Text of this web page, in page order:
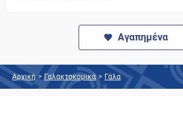
Αγαπημένα
Αρχική > Γαλακτοκομικά > Γάλα